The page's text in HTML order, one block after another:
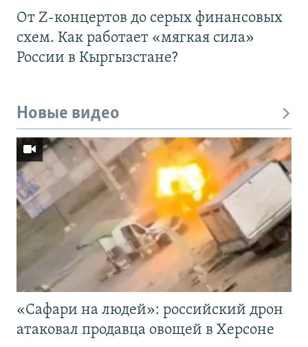
От Z-концертов до серых финансовых
схем. Как работает «мягкая сила»
России в Кыргызстане?
Новые видео
«Cафари на людей»: российский дрон
атаковал продавца овощей в Херсоне